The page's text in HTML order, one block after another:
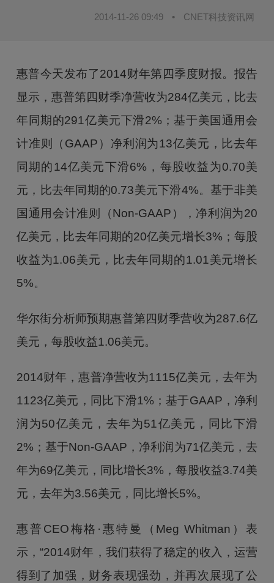
2014-11-26 09:49 • CNET科技资讯网
惠普今天发布了2014财年第四季度财报。报告
显示，惠普第四财季净营收为284亿美元，比去
年同期的291亿美元下滑2%；基于美国通用会
计准则（GAAP）净利润为13亿美元，比去年
同期的14亿美元下滑6%，每股收益为0.70美
元，比去年同期的0.73美元下滑4%。基于非美
国通用会计准则（Non-GAAP），净利润为20
亿美元，比去年同期的20亿美元增长3%；每股
收益为1.06美元，比去年同期的1.01美元增长
5%。
华尔街分析师预期惠普第四财季营收为287.6亿
美元，每股收益1.06美元。
2014财年，惠普净营收为1115亿美元，去年为
1123亿美元，同比下滑1%；基于GAAP，净利
润为50亿美元，去年为51亿美元，同比下滑
2%；基于Non-GAAP，净利润为71亿美元，去
年为69亿美元，同比增长3%，每股收益3.74美
元，去年为3.56美元，同比增长5%。
惠普CEO梅格·惠特曼（Meg Whitman）表
示，“2014财年，我们获得了稳定的收入，运营
得到了加强，财务表现强劲，并再次展现了公